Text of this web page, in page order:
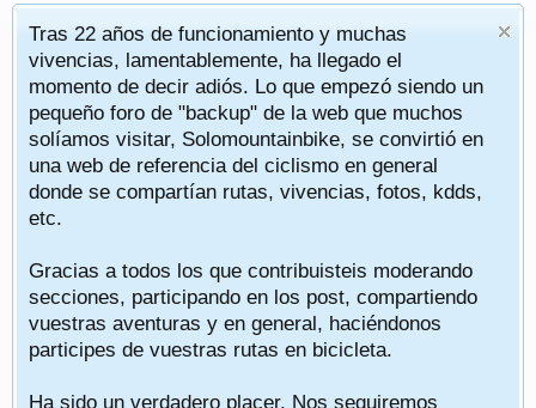
Tras 22 años de funcionamiento y muchas
vivencias, lamentablemente, ha llegado el
momento de decir adiós. Lo que empezó siendo un
pequeño foro de "backup" de la web que muchos
solíamos visitar, Solomountainbike, se convirtió en
una web de referencia del ciclismo en general
donde se compartían rutas, vivencias, fotos, kdds,
etc.
Gracias a todos los que contribuisteis moderando
secciones, participando en los post, compartiendo
vuestras aventuras y en general, haciéndonos
participes de vuestras rutas en bicicleta.
Ha sido un verdadero placer. Nos seguiremos